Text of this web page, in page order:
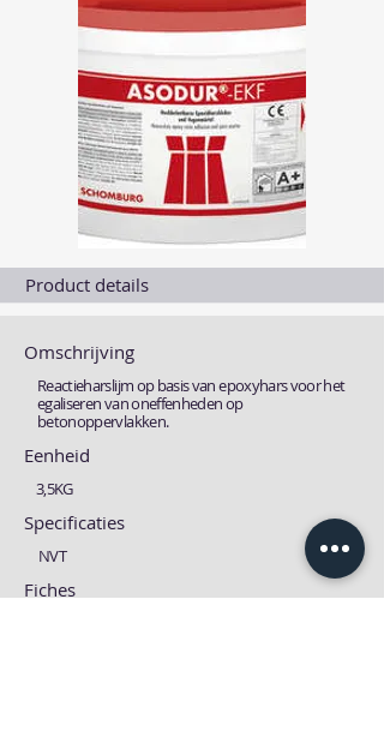
Product details
Omschrijving
Reactieharslijm op basis van epoxyhars voor het
egaliseren van oneffenheden op
betonoppervlakken.
Eenheid
3,5KG
Specificaties
NVT
Fiches